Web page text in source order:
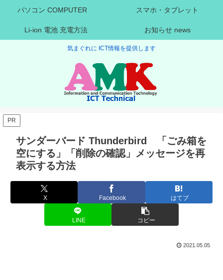
気まぐれに ICT情報を提供します
パソコン COMPUTER スマホ・タブレット
Li-ion 電池 充電方法 お知らせ news
PR
サンダーバード Thunderbird 「ごみ箱を
空にする」「削除の確認」メッセージを再
表示する方法
X Facebook はてブ
LINE コピー
2021.05.05